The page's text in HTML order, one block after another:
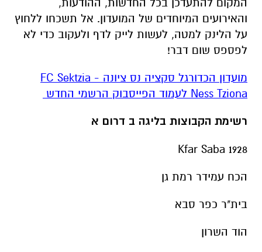
והאירועים המיוחדים של המועדון. אל תשכחו ללחוץ
על הלינק למטה, לעשות לייק לדף ולעקוב כדי לא
לפספס שום דבר!
מועדון הכדורגל סקציה נס ציונה - FC Sektzia
Ness Tziona לעמוד הפייסבוק הרשמי החדש
רשימת הקבוצות בליגה ב דרום א
Kfar Saba 1928
הכח עמידר רמת גן
בית"ר כפר סבא
הוד השרון